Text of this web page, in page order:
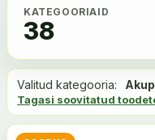
KATEGOORIAID
38
Valitud kategooria:
Tagasi soovitatud